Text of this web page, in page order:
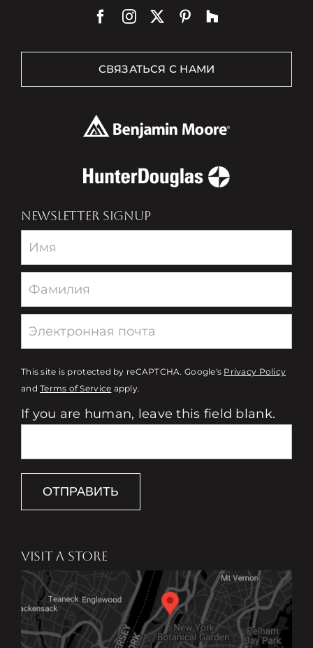
СВЯЗАТЬСЯ С НАМИ
NEWSLETTER SIGNUP
Newsletter
This site is protected by reCAPTCHA. Google's Privacy Policy
andTerms of Service apply.
If you are human, leave this field blank.
ОТПРАВИТЬ
VISIT A STORE